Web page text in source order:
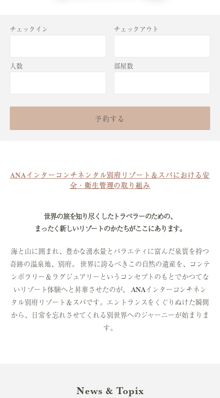
チェックイン チェックアウト
人数 部屋数
予約する
ANAインターコンチネンタル別府リゾート＆スパにおける安
全・衛生管理の取り組み
世界の旅を知り尽くしたトラベラーのための、
まったく新しいリゾートのかたちがここにあります。
海と山に囲まれ、豊かな湧水量とバラエティに富んだ泉質を持つ
奇跡の温泉地、別府。 世界に誇るべきこの自然の遺産を、コンテ
ンポラリー＆ラグジュアリーというコンセプトのもとでかつてな
いリゾート体験へと昇華させたのが、
ANAインターコンチネン
タル別府リゾート＆スパです。 エントランスをくぐりぬけた瞬間
から、日常を忘れさせてくれる別世界へのジャーニーが始まりま
す。
News & Topix